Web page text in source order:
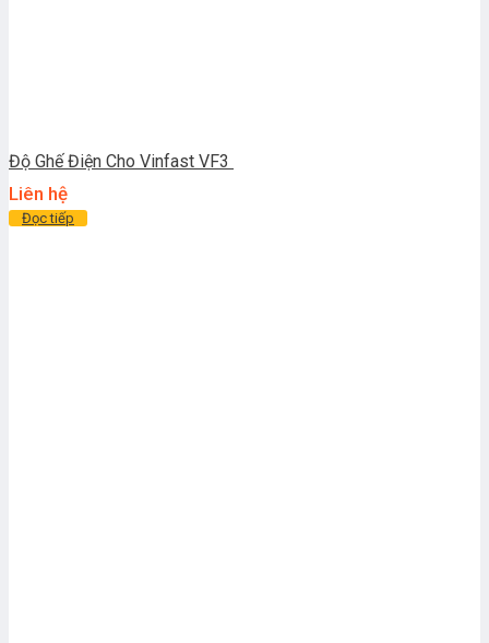
Độ Ghế Điện Cho Vinfast VF3
Liên hệ
Đọc tiếp